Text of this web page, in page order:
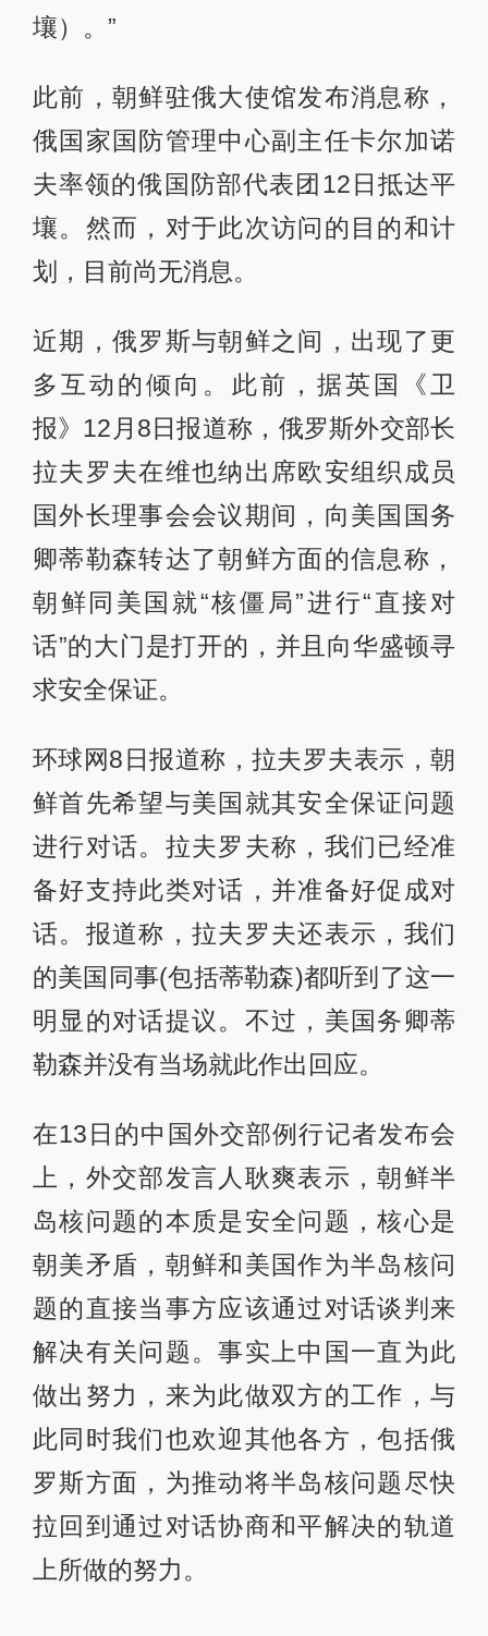
壤）。”
此前，朝鲜驻俄大使馆发布消息称，
俄国家国防管理中心副主任卡尔加诺
夫率领的俄国防部代表团12日抵达平
壤。然而，对于此次访问的目的和计
划，目前尚无消息。
近期，俄罗斯与朝鲜之间，出现了更
多互动的倾向。此前，据英国《卫
报》12月8日报道称，俄罗斯外交部长
拉夫罗夫在维也纳出席欧安组织成员
国外长理事会会议期间，向美国国务
卿蒂勒森转达了朝鲜方面的信息称，
朝鲜同美国就“核僵局”进行“直接对
话”的大门是打开的，并且向华盛顿寻
求安全保证。
环球网8日报道称，拉夫罗夫表示，朝
鲜首先希望与美国就其安全保证问题
进行对话。拉夫罗夫称，我们已经准
备好支持此类对话，并准备好促成对
话。报道称，拉夫罗夫还表示，我们
的美国同事(包括蒂勒森)都听到了这一
明显的对话提议。不过，美国务卿蒂
勒森并没有当场就此作出回应。
在13日的中国外交部例行记者发布会
上，外交部发言人耿爽表示，朝鲜半
岛核问题的本质是安全问题，核心是
朝美矛盾，朝鲜和美国作为半岛核问
题的直接当事方应该通过对话谈判来
解决有关问题。事实上中国一直为此
做出努力，来为此做双方的工作，与
此同时我们也欢迎其他各方，包括俄
罗斯方面，为推动将半岛核问题尽快
拉回到通过对话协商和平解决的轨道
上所做的努力。